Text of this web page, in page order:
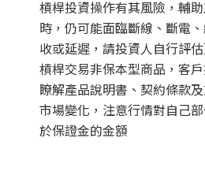
槓桿投資操作有其風險，輔
時，仍可能面臨斷線、斷電
收或延遲，請投資人自行評估
槓桿交易非保本型商品，客
瞭解產品說明書、契約條款
市場變化，注意行情對自己
於保證金的金額